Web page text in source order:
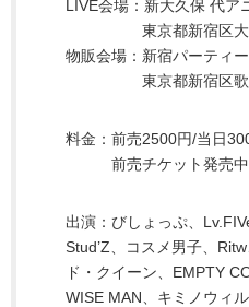
LIVE会場：新大久保 代ア
東京都新宿区大久
物販会場：新宿パーティ
東京都新宿区歌舞
料金：前売2500円/当日
前売チケット発売中
出演：びしょっぷ、
Stud’Z、コスメ男子、
ド・クイーン、EMPTY
WISE MAN、キミノウィ